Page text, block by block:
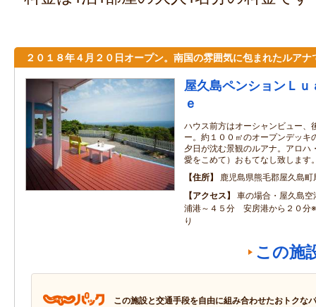
２０１８年４月２０日オープン。南国の雰囲気に包まれたルアナ
屋久島ペンションＬ
ｅ
ハウス前方はオーシャンビュー、
ー。約１００㎡のオープンデッキ
夕日が沈む景観のルアナ。アロハ
愛をこめて）おもてなし致します
住所
鹿児島県熊毛郡屋久島
アクセス
車の場合・屋久島
浦港～４５分 安房港から２０分
り
この施
この施設と交通手段を自由に組み合わせたおトクな